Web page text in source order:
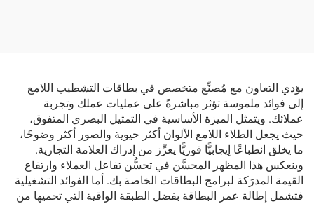
يؤدي التعاون مع مُصنِّع متخصص في بطاقات التشطيب اللامع
إلى فوائد ملموسة تؤثر مباشرةً على عمليات عملك وتجربة
عملائك. ويتمثل الميزة الأساسية في التمثيل البصري المتفوق،
حيث يجعل الطلاء اللامع الألوان أكثر حيوية والصور أكثر وضوحًا،
ما يخلق انطباعًا إيجابيًّا فوريًّا يعزِّز من إدراك العلامة التجارية.
وينعكس هذا المظهر المحسَّن في تحسُّن تفاعل العملاء وارتفاع
القيمة المدرَكة لبرامج البطاقات الخاصة بك. أما الفوائد التشغيلية
فتشمل إطالة عمر البطاقة بفضل الطبقة الواقية التي تحميها من